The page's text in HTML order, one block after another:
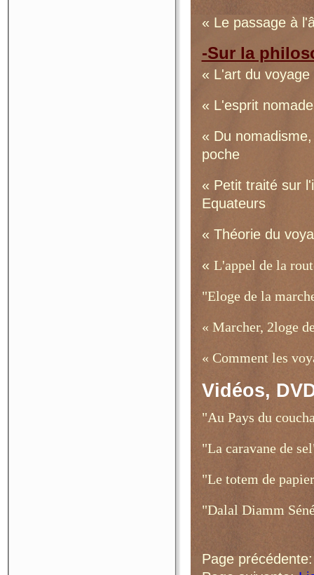
« Le passage à
-Sur la
« L'art du
« L'esprit
« Du
poche
« Petit traité sur
Equateurs
« Théorie du
« L'appel de la
"Eloge de la
« Marcher, 2loge
« Comment les
Vidéos,
"Au Pays du
"La caravane de
"Le totem de
"Dalal Diamm
Page